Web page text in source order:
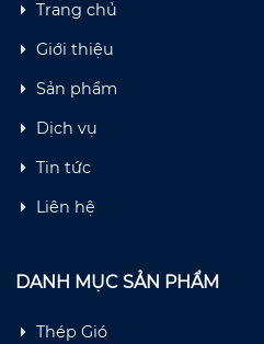
Trang chủ
Giới thiệu
Sản phẩm
Dịch vụ
Tin tức
Liên hệ
DANH MỤC SẢN PHẨM
Thép Gió